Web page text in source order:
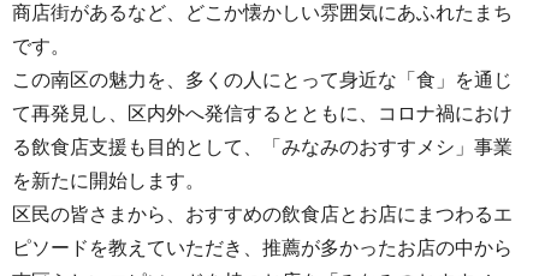
商店街があるなど、どこか懐かしい雰囲気にあふれたまち
です。
この南区の魅力を、多くの人にとって身近な「食」を通じ
て再発見し、区内外へ発信するとともに、コロナ禍におけ
る飲食店支援も目的として、「みなみのおすすメシ」事業
を新たに開始します。
区民の皆さまから、おすすめの飲食店とお店にまつわるエ
ピソードを教えていただき、推薦が多かったお店の中から